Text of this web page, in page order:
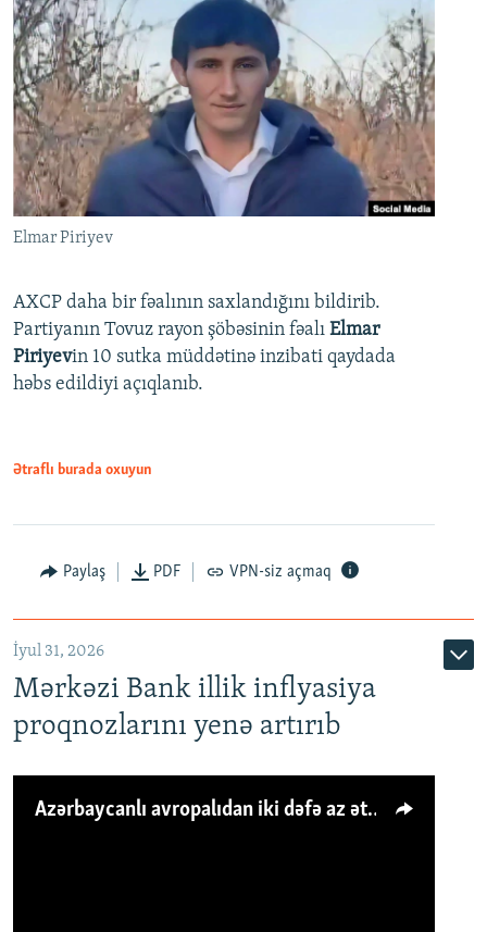
Elmar Piriyev
AXCP daha bir fəalının saxlandığını bildirib.
Partiyanın Tovuz rayon şöbəsinin fəalı Elmar
Piriyevin 10 sutka müddətinə inzibati qaydada
həbs edildiyi açıqlanıb.
Ətraflı burada oxuyun
Paylaş PDF VPN-siz açmaq
İyul 31, 2026
Mərkəzi Bank illik inflyasiya
proqnozlarını yenə artırıb
Azərbaycanlı avropalıdan iki dəfə az ət yeyir, amma... 'Qiymət artımı qaçılmazdır'